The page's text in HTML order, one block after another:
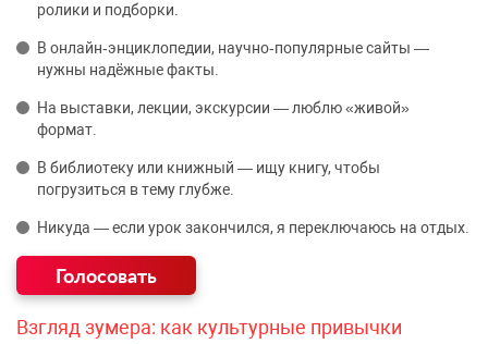
ролики и подборки.
В онлайн‑энциклопедии, научно‑популярные сайты —
нужны надёжные факты.
На выставки, лекции, экскурсии — люблю «живой»
формат.
В библиотеку или книжный — ищу книгу, чтобы
погрузиться в тему глубже.
Никуда — если урок закончился, я переключаюсь на отдых.
Взгляд зумера: как культурные привычки